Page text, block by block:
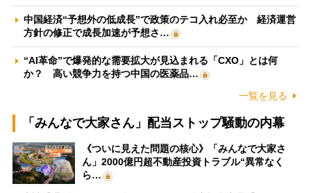
中国経済“予想外の低成長”で政策のテコ入れ必至か 経済運営
方針の修正で成長加速が予想さ…
“AI革命”で爆発的な需要拡大が見込まれる「CXO」とは何
か？ 高い競争力を持つ中国の医薬品…
一覧を見る
「みんなで大家さん」配当ストップ騒動の内幕
《ついに見えた問題の核心》「みんなで大家さ
ん」2000億円超不動産投資トラブル“異常なく
ら…